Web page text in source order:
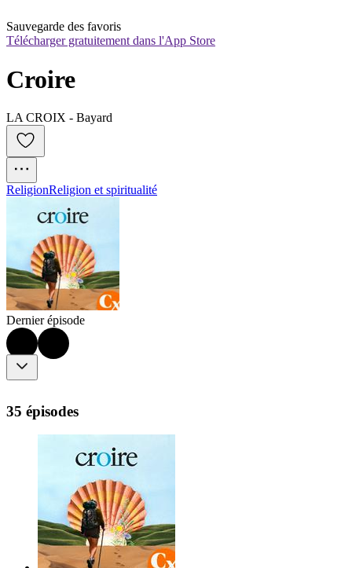
Sauvegarde des favoris
Télécharger gratuitement dans l'App Store
Croire
LA CROIX - Bayard
ReligionReligion et spiritualité
Dernier épisode
35 épisodes